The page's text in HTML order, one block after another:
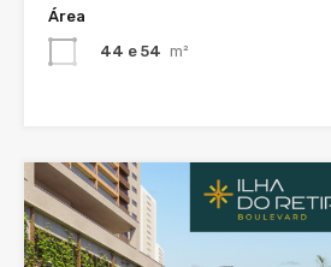
Área
44 e 54 m²